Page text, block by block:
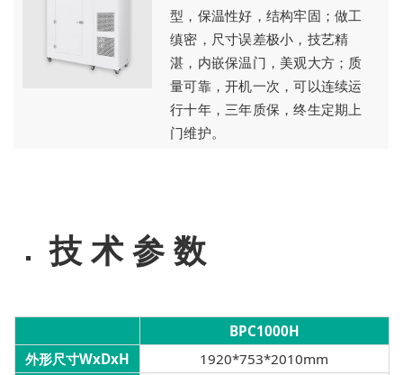
型，保温性好，结构牢固；做工
缜密，尺寸误差极小，技艺精
湛，内嵌保温门，美观大方；质
量可靠，开机一次，可以连续运
行十年，三年质保，终生定期上
门维护。
技 术 参 数
BPC1000H
外形尺寸WxDxH
1920*753*2010mm